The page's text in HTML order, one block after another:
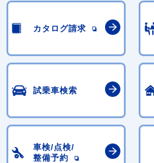
カタログ請求
試乗車検索
車検/点検/
整備予約